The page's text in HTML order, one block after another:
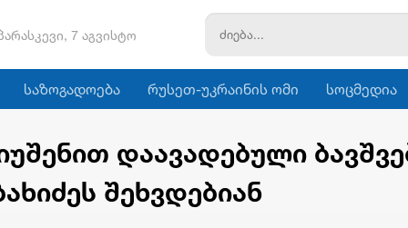
7 აგვისტო
საზოგადოება რუსეთ-უკრაინის ომი სოცმედია
დაავადებული
შეხვდებიან